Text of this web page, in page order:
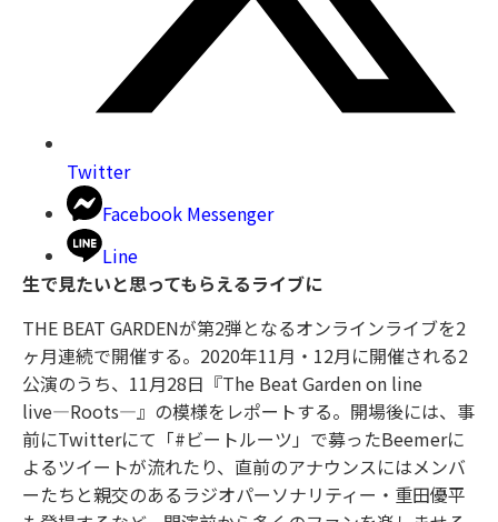
Twitter
Facebook Messenger
Line
生で見たいと思ってもらえるライブに
THE BEAT GARDENが第2弾となるオンラインライブを2
ヶ月連続で開催する。2020年11月・12月に開催される2
公演のうち、11月28日『The Beat Garden on line
live―Roots―』の模様をレポートする。開場後には、事
前にTwitterにて「#ビートルーツ」で募ったBeemerに
よるツイートが流れたり、直前のアナウンスにはメンバ
ーたちと親交のあるラジオパーソナリティー・重田優平